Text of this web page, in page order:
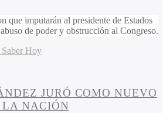
que imputarán al presidente de Estados
de poder y obstrucción al Congreso.
Hoy
JURÓ COMO NUEVO
LA NACIÓN